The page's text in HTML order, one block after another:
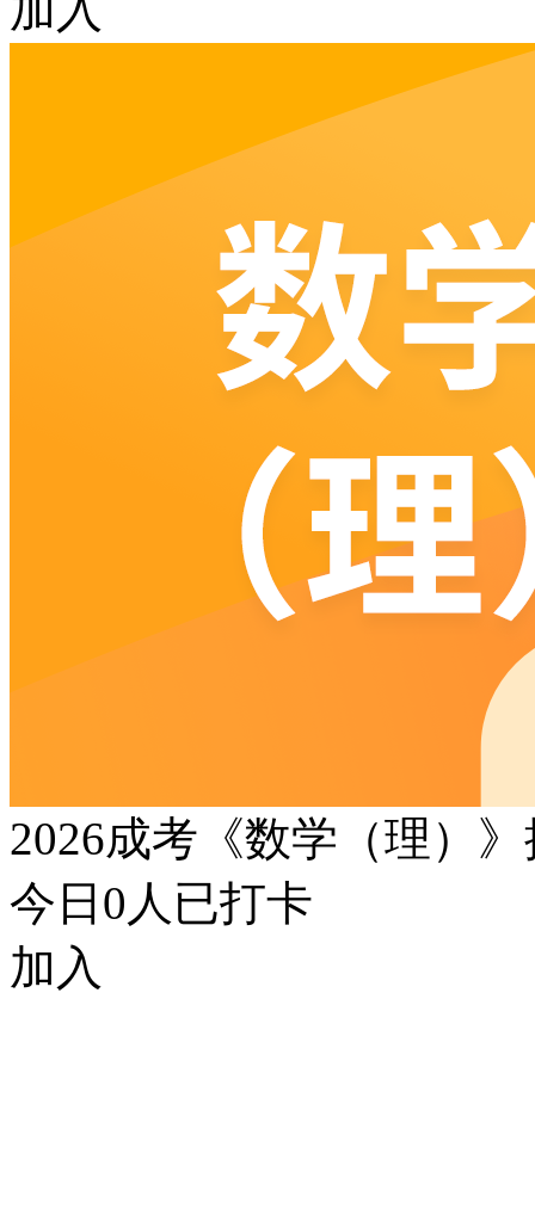
2026成考《数学（理）
今日 0 人已打卡
加入